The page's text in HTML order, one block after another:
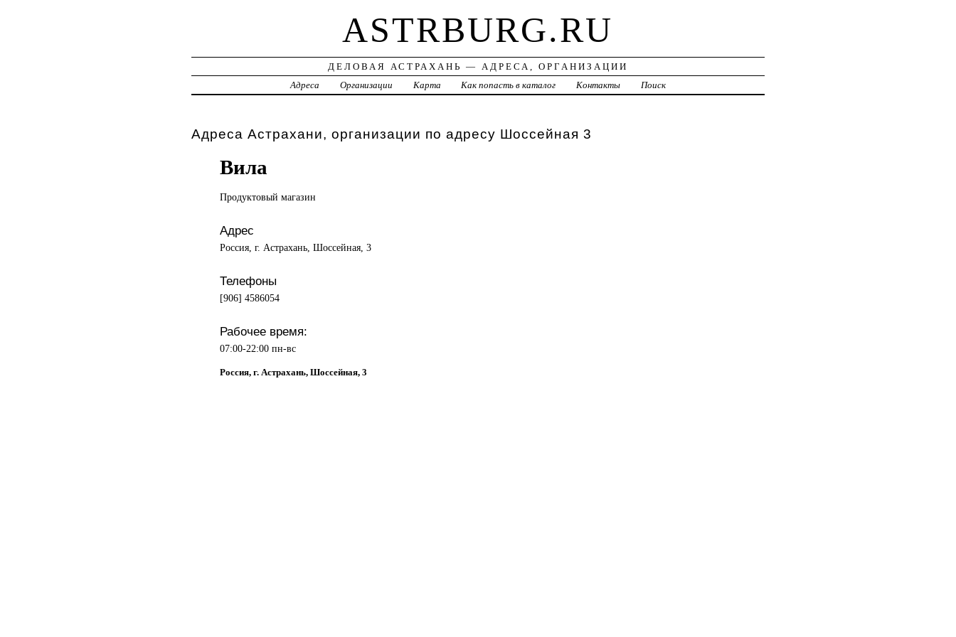
ASTRBURG.RU
ДЕЛОВАЯ АСТРАХАНЬ — АДРЕСА, ОРГАНИЗАЦИИ
Адреса
Организации Карта Как попасть в каталог Контакты Поиск
Адреса Астрахани, организации по адресу Шоссейная 3
Вила
Продуктовый магазин
Адрес
Россия, г. Астрахань, Шоссейная, 3
Телефоны
[906] 4586054
Рабочее время:
07:00-22:00 пн-вс
Россия, г. Астрахань, Шоссейная, 3